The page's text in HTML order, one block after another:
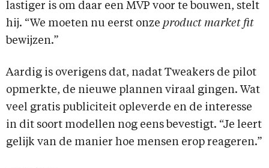
lastiger is om daar een MVP voor te bouwen, stelt
hij. “We moeten nu eerst onze product market fit
bewijzen.”
Aardig is overigens dat, nadat Tweakers de pilot
opmerkte, de nieuwe plannen viraal gingen. Wat
veel gratis publiciteit opleverde en de interesse
in dit soort modellen nog eens bevestigt. “Je leert
gelijk van de manier hoe mensen erop reageren.”